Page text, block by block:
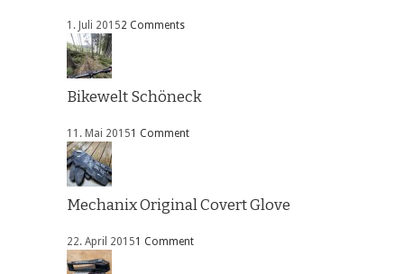
1. Juli 20152 Comments
Bikewelt Schöneck
11. Mai 20151 Comment
Mechanix Original Covert Glove
22. April 20151 Comment